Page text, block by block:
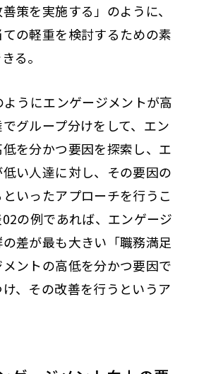
策を実施する」のように、
の軽重を検討するための素
る。
うにエンゲージメントが高
グループ分けをして、エン
を分かつ要因を探索し、エ
い人達に対し、その要因の
いったアプローチを行うこ
の例であれば、エンゲージ
差が最も大きい「職務満足
ントの高低を分かつ要因で
、その改善を行うというア